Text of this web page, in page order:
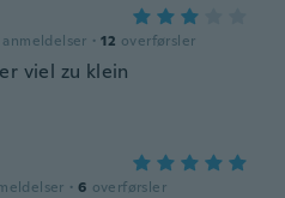
anmeldelser · 12 overførsler
viel zu klein
· 6 overførsler